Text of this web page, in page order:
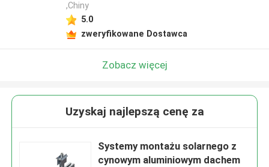
,Chiny
5.0
zweryfikowane Dostawca
Zobacz więcej
Uzyskaj najlepszą cenę za
Systemy montażu solarnego z
cynowym aluminiowym dachem